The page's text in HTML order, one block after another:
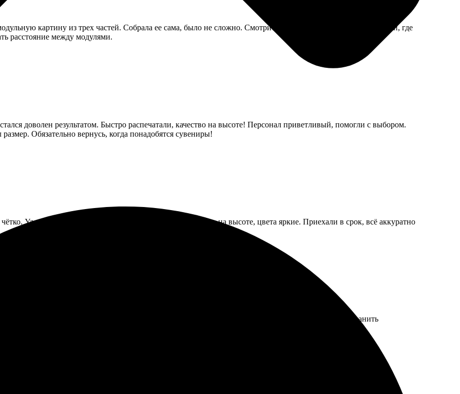
картину из трех частей. Собрала ее сама, было не сложно. Смотрится современно, друзья спрашивали, где
расстояние между модулями.
доволен результатом. Быстро распечатали, качество на высоте! Персонал приветливый, помогли с выбором.
Обязательно вернусь, когда понадобятся сувениры!
Удобный интерфейс, легко загрузил снимки. Качество на высоте, цвета яркие. Приехали в срок, всё аккуратно
печати просто отличное, фотографии выглядят великолепно. Рекомендую всем, кто хочет сохранить